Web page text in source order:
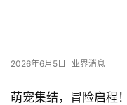
2026年6月5日 业界消息
萌宠集结，冒险启程